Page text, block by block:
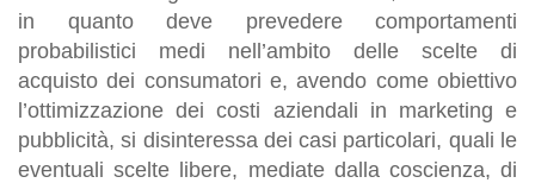
in quanto deve prevedere comportamenti
probabilistici medi nell’ambito delle scelte di
acquisto dei consumatori e, avendo come obiettivo
l’ottimizzazione dei costi aziendali in marketing e
pubblicità, si disinteressa dei casi particolari, quali le
eventuali scelte libere, mediate dalla coscienza, di